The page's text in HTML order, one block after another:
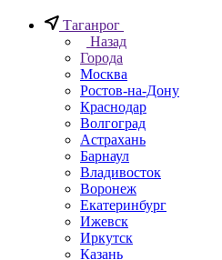
Таганрог
Назад
Города
Москва
Ростов-на-Дону
Краснодар
Волгоград
Астрахань
Барнаул
Владивосток
Воронеж
Екатеринбург
Ижевск
Иркутск
Казань